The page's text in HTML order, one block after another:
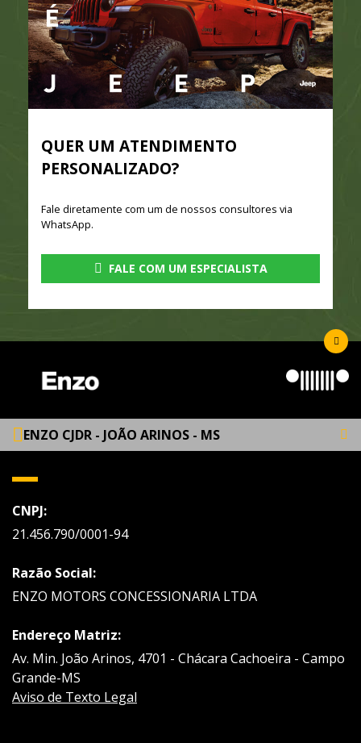
QUER UM ATENDIMENTO
PERSONALIZADO?
Fale diretamente com um de nossos consultores via
WhatsApp.
FALE COM UM ESPECIALISTA
ENZO CJDR - JOÃO ARINOS - MS
CNPJ:
21.456.790/0001-94
Razão Social:
ENZO MOTORS CONCESSIONARIA LTDA
Endereço Matriz:
Av. Min. João Arinos, 4701 - Chácara Cachoeira - Campo
Grande-MS
Aviso de Texto Legal